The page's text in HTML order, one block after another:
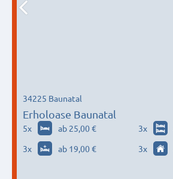
Erholoase Baunatal
34225 Baunatal
5x ab 25,00 € 3x
3x ab 19,00 € 3x